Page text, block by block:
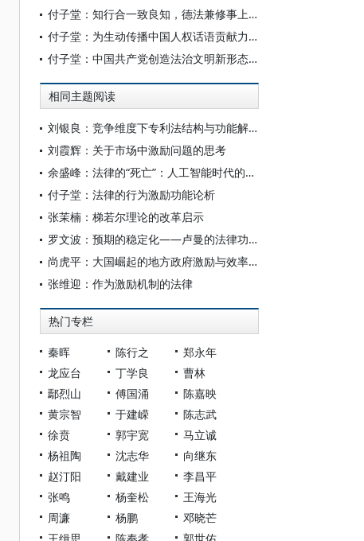
付子堂：知行合一致良知，德法兼修事上练
付子堂：为生动传播中国人权话语贡献力量
付子堂：中国共产党创造法治文明新形态的历史叙事
相同主题阅读
刘银良：竞争维度下专利法结构与功能解析
刘霞辉：关于市场中激励问题的思考
余盛峰：法律的“死亡”：人工智能时代的法律功能危机
付子堂：法律的行为激励功能论析
张茉楠：梯若尔理论的改革启示
罗文波：预期的稳定化——卢曼的法律功能思想探析
尚虎平：大国崛起的地方政府激励与效率之路——改革开放30来我国地方政府绩效评估厘清、反思与展望
张维迎：作为激励机制的法律
热门专栏
秦晖 陈行之
郑永年
龙应台
丁学良
曹林
鄢烈山
傅国涌
陈嘉映
黄宗智
于建嵘
陈志武
徐贲
郭宇宽
马立诚
杨祖陶
沈志华
向继东
赵汀阳
戴建业
李昌平
张鸣
杨奎松
王海光
周濂
杨鹏
邓晓芒